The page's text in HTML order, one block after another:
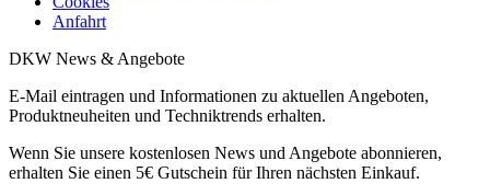
Anfahrt
DKW News & Angebote
E-Mail eintragen und Informationen zu aktuellen Angeboten,
Produktneuheiten und Techniktrends erhalten.
Wenn Sie unsere kostenlosen News und Angebote abonnieren,
erhalten Sie einen 5€ Gutschein für Ihren nächsten Einkauf.